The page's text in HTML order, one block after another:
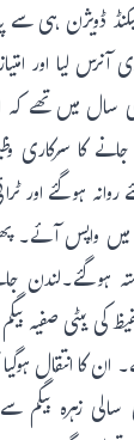
لیا اور
میں تھے کہ
کا سرکاری
روانہ ہوگئے
کے حصول کے بعد 1933 میں
ہوگئے۔لندن
کی بیٹی صفیہ
کا انتقال ہوگیا
سالی زہرہ